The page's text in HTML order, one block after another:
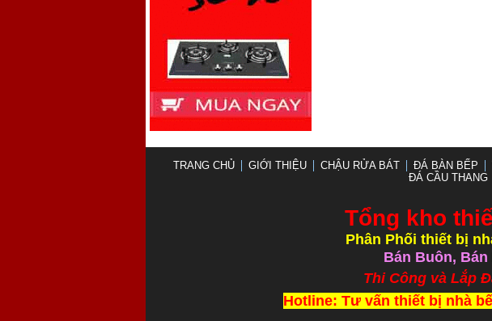
TRANG CHỦ GIỚI THIỆU CHẬU RỬA BÁT ĐÁ BÀN BẾP
ĐÁ CẦU THANG
Tổng kho
Phân Phối thiết bị
Bán Buôn,
Thi Công và Lắp Đặt: Bàn
Hotline: Tư vấn thiết bị nhà